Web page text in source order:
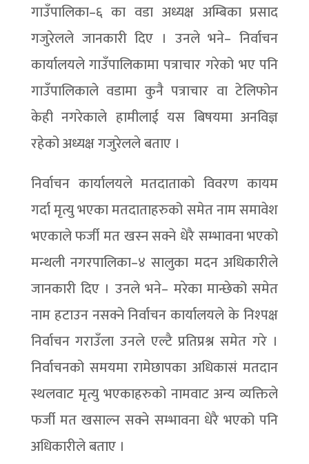
गाउँपालिका–६ का वडा अध्यक्ष अम्बिका प्रसाद
गजुरेलले जानकारी दिए । उनले भने– निर्वाचन
कार्यालयले गाउँपालिकामा पत्राचार गरेको भए पनि
गाउँपालिकाले वडामा कुनै पत्राचार वा टेलिफोन
केही नगरेकाले हामीलाई यस बिषयमा अनविज्ञ
रहेको अध्यक्ष गजुरेलले बताए ।
निर्वाचन कार्यालयले मतदाताको विवरण कायम
गर्दा मृत्यु भएका मतदाताहरुको समेत नाम समावेश
भएकाले फर्जी मत खस्न सक्ने धेरै सम्भावना भएको
मन्थली नगरपालिका–४ सालुका मदन अधिकारीले
जानकारी दिए । उनले भने– मरेका मान्छेको समेत
नाम हटाउन नसक्ने निर्वाचन कार्यालयले के निश्पक्ष
निर्वाचन गराउँला उनले एल्टै प्रतिप्रश्न समेत गरे ।
निर्वाचनको समयमा रामेछापका अधिकासं मतदान
स्थलवाट मृत्यु भएकाहरुको नामवाट अन्य व्यक्तिले
फर्जी मत खसाल्न सक्ने सम्भावना धेरै भएको पनि
अधिकारीले बताए ।